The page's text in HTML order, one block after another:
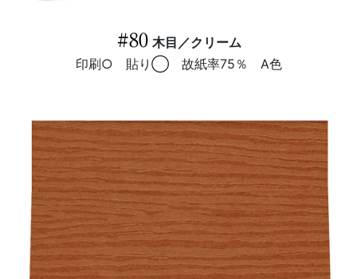
#80 木目／クリーム
印刷○ 貼り◯ 故紙率75％ A色